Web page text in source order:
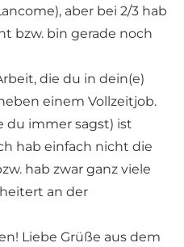
aber bei 2/3 hab
bzw. bin gerade noch
die du in dein(e)
einem Vollzeitjob.
du immer sagst) ist
hab einfach nicht die
hab zwar ganz viele
an der
Liebe Grüße aus dem